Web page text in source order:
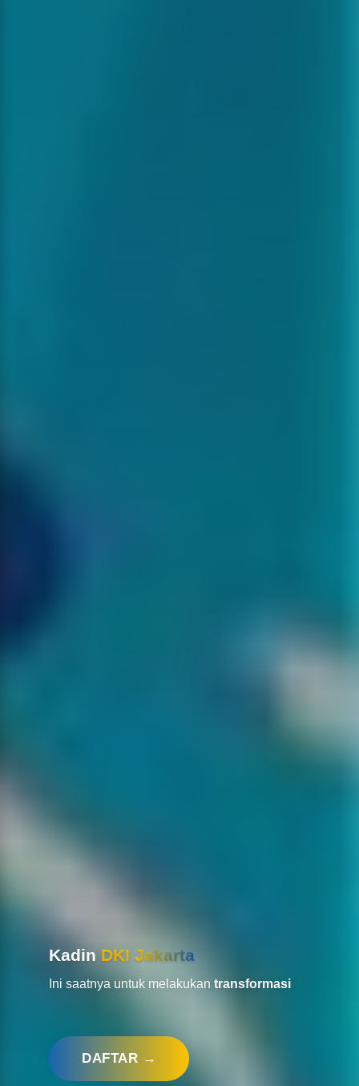
KadinDKI Jakarta
Ini saatnya untuk melakukantransformasi
DAFTAR →